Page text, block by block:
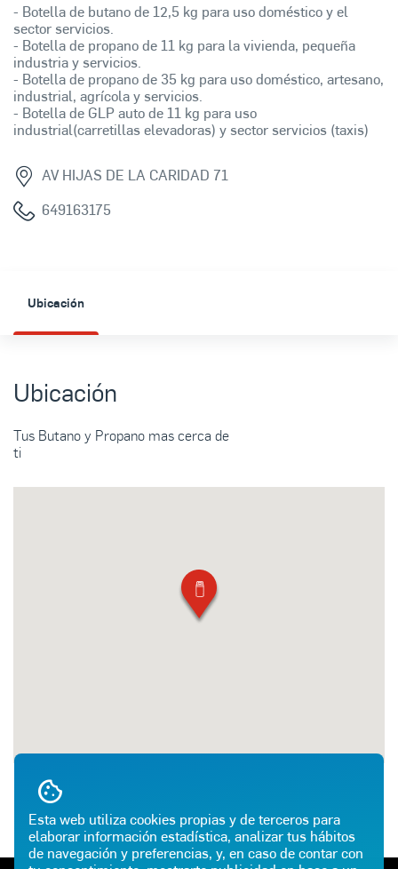
Esta web utiliza cookies propias y de terceros para
elaborar información estadística, analizar tus hábitos
de navegación y preferencias, y, en caso de contar con
- Botella de butano de 12,5 kg para uso doméstico y el
sector servicios.
- Botella de propano de 11 kg para la vivienda, pequeña
industria y servicios.
- Botella de propano de 35 kg para uso doméstico, artesano,
industrial, agrícola y servicios.
- Botella de GLP auto de 11 kg para uso
industrial(carretillas elevadoras) y sector servicios (taxis)
AV HIJAS DE LA CARIDAD 71
649163175
Ubicación
Ubicación
Tus Butano y Propano mas cerca de
ti